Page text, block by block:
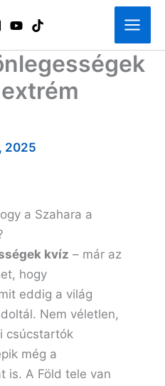
2025
a Szahara a
kvíz – már az
hogy
eddig a világ
Nem véletlen,
csúcstartók
még a
is. A Föld tele van